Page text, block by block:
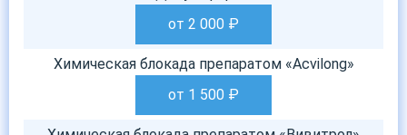
от 2 000 ₽
Химическая блокада препаратом «Acvilong»
от 1 500 ₽